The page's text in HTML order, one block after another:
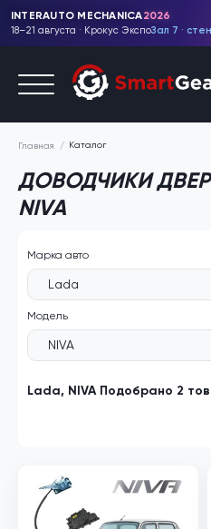
INTERAUTO MECHANICA2026
18–21 августа · Крокус ЭкспоЗал 7 ·
Главная Каталог
ДОВОДЧИКИ
NIVA
Марка авто
Lada
Модель
NIVA
Lada, NIVA Подобрано 2